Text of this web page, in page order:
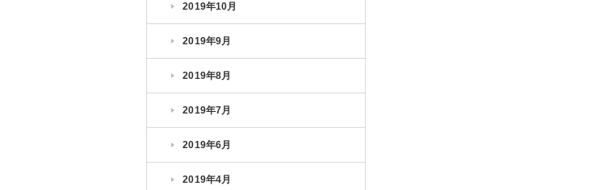
2019年10月
2019年9月
2019年8月
2019年7月
2019年6月
2019年4月